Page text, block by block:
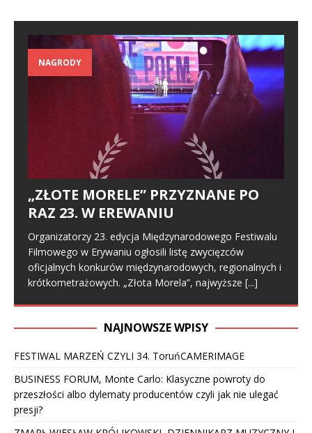
NAGRODY
„ZŁOTE MORELE” PRZYZNANE PO
RAZ 23. W EREWANIU
Organizatorzy 23. edycja Międzynarodowego Festiwalu
Filmowego w Erywaniu ogłosili listę zwycięzców
oficjalnych konkurów międzynarodowych, regionalnych i
krótkometrażowych. „Złota Morela”, najwyższe [...]
NAJNOWSZE WPISY
FESTIWAL MARZEŃ CZYLI 34. ToruńCAMERIMAGE
BUSINESS FORUM, Monte Carlo: Klasyczne powroty do
przeszłości albo dylematy producentów czyli jak nie ulegać
presji?